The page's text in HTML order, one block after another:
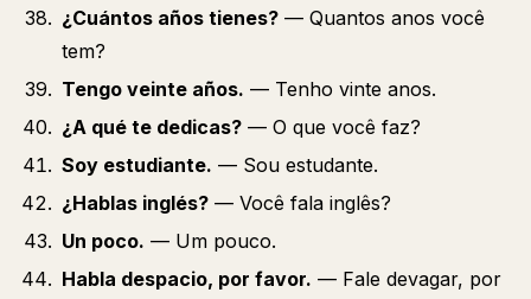
¿Cuántos años tienes? — Quantos anos você
tem?
Tengo veinte años. — Tenho vinte anos.
¿A qué te dedicas? — O que você faz?
Soy estudiante. — Sou estudante.
¿Hablas inglés? — Você fala inglês?
Un poco. — Um pouco.
Habla despacio, por favor. — Fale devagar, por